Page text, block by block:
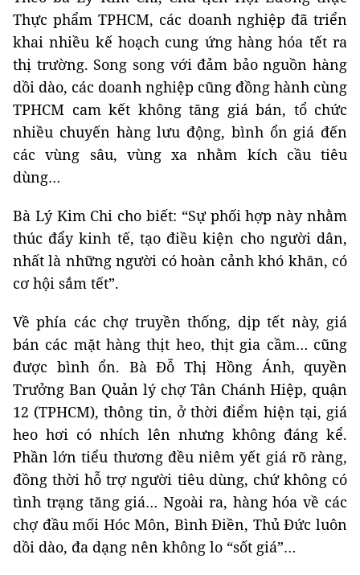
Thực phẩm TPHCM, các doanh nghiệp đã triển
khai nhiều kế hoạch cung ứng hàng hóa tết ra
thị trường. Song song với đảm bảo nguồn hàng
dồi dào, các doanh nghiệp cũng đồng hành cùng
TPHCM cam kết không tăng giá bán, tổ chức
nhiều chuyến hàng lưu động, bình ổn giá đến
các vùng sâu, vùng xa nhằm kích cầu tiêu
dùng…
Bà Lý Kim Chi cho biết: “Sự phối hợp này nhằm
thúc đẩy kinh tế, tạo điều kiện cho người dân,
nhất là những người có hoàn cảnh khó khăn, có
cơ hội sắm tết”.
Về phía các chợ truyền thống, dịp tết này, giá
bán các mặt hàng thịt heo, thịt gia cầm… cũng
được bình ổn. Bà Đỗ Thị Hồng Ánh, quyền
Trưởng Ban Quản lý chợ Tân Chánh Hiệp, quận
12 (TPHCM), thông tin, ở thời điểm hiện tại, giá
heo hơi có nhích lên nhưng không đáng kể.
Phần lớn tiểu thương đều niêm yết giá rõ ràng,
đồng thời hỗ trợ người tiêu dùng, chứ không có
tình trạng tăng giá… Ngoài ra, hàng hóa về các
chợ đầu mối Hóc Môn, Bình Điền, Thủ Đức luôn
dồi dào, đa dạng nên không lo “sốt giá”…